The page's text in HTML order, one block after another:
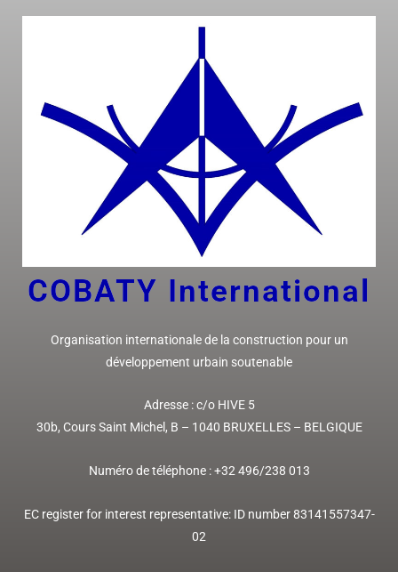
COBATY International
Organisation internationale de la construction pour un
développement urbain soutenable
Adresse :c/o HIVE 5
30b, Cours Saint Michel, B – 1040 BRUXELLES– BELGIQUE
Numéro de téléphone : +32496/238 013
EC register for interest representative: ID number 83141557347-
02